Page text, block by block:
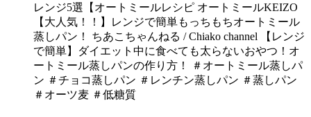
レンジ5選【オートミールレシピ オートミールKEIZO
【大人気！！】レンジで簡単もっちもちオートミール
蒸しパン！ ちあこちゃんねる / Chiako channel 【レンジ
で簡単】ダイエット中に食べても太らないおやつ！オ
ートミール蒸しパンの作り方！ ＃オートミール蒸しパ
ン ＃チョコ蒸しパン ＃レンチン蒸しパン ＃蒸しパン
＃オーツ麦 ＃低糖質